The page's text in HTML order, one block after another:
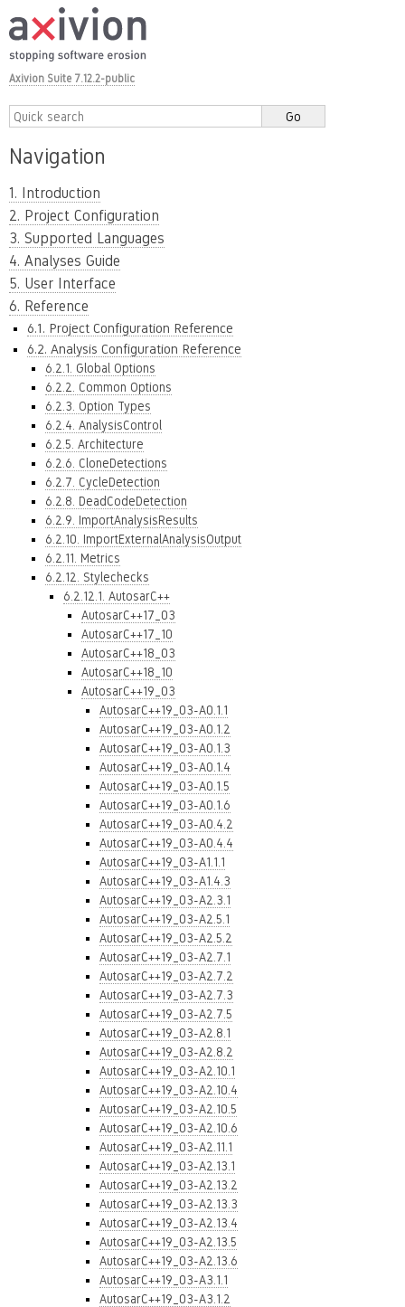
Axivion Suite 7.12.2-public
Navigation
1. Introduction
2. Project Configuration
3. Supported Languages
4. Analyses Guide
5. User Interface
6. Reference
6.1. Project Configuration Reference
6.2. Analysis Configuration Reference
6.2.1. Global Options
6.2.2. Common Options
6.2.3. Option Types
6.2.4. AnalysisControl
6.2.5. Architecture
6.2.6. CloneDetections
6.2.7. CycleDetection
6.2.8. DeadCodeDetection
6.2.9. ImportAnalysisResults
6.2.10. ImportExternalAnalysisOutput
6.2.11. Metrics
6.2.12. Stylechecks
6.2.12.1. AutosarC++
AutosarC++17_03
AutosarC++17_10
AutosarC++18_03
AutosarC++18_10
AutosarC++19_03
AutosarC++19_03-A0.1.1
AutosarC++19_03-A0.1.2
AutosarC++19_03-A0.1.3
AutosarC++19_03-A0.1.4
AutosarC++19_03-A0.1.5
AutosarC++19_03-A0.1.6
AutosarC++19_03-A0.4.2
AutosarC++19_03-A0.4.4
AutosarC++19_03-A1.1.1
AutosarC++19_03-A1.4.3
AutosarC++19_03-A2.3.1
AutosarC++19_03-A2.5.1
AutosarC++19_03-A2.5.2
AutosarC++19_03-A2.7.1
AutosarC++19_03-A2.7.2
AutosarC++19_03-A2.7.3
AutosarC++19_03-A2.7.5
AutosarC++19_03-A2.8.1
AutosarC++19_03-A2.8.2
AutosarC++19_03-A2.10.1
AutosarC++19_03-A2.10.4
AutosarC++19_03-A2.10.5
AutosarC++19_03-A2.10.6
AutosarC++19_03-A2.11.1
AutosarC++19_03-A2.13.1
AutosarC++19_03-A2.13.2
AutosarC++19_03-A2.13.3
AutosarC++19_03-A2.13.4
AutosarC++19_03-A2.13.5
AutosarC++19_03-A2.13.6
AutosarC++19_03-A3.1.1
AutosarC++19_03-A3.1.2